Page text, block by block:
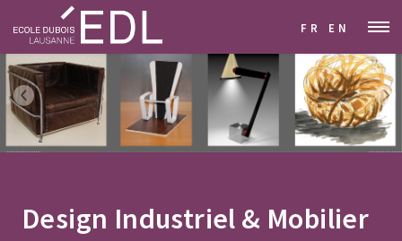
FR EN
Design Industriel & Mobilier